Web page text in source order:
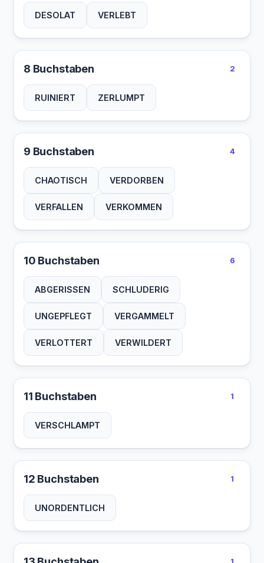
DESOLAT VERLEBT
8 Buchstaben 2
RUINIERT ZERLUMPT
9 Buchstaben 4
CHAOTISCH VERDORBEN
VERFALLEN VERKOMMEN
10 Buchstaben 6
ABGERISSEN SCHLUDERIG
UNGEPFLEGT VERGAMMELT
VERLOTTERT VERWILDERT
11 Buchstaben 1
VERSCHLAMPT
12 Buchstaben 1
UNORDENTLICH
1